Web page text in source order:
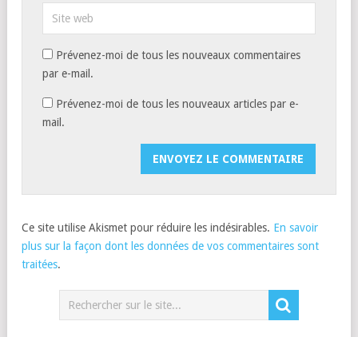
Prévenez-moi de tous les nouveaux commentaires
par e-mail.
Prévenez-moi de tous les nouveaux articles par e-
mail.
Ce site utilise Akismet pour réduire les indésirables. En savoir
plus sur la façon dont les données de vos commentaires sont
traitées.